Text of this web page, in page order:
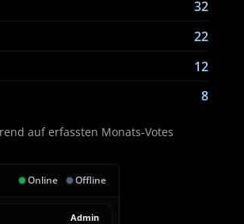
32
22
12
8
auf erfassten Monats-Votes
Online Offline
Admin